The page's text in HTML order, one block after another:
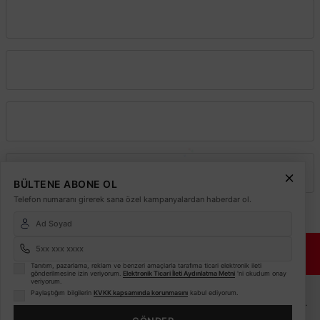
© 2026Elektrikmarket.com.tr
ETBİS
Sitemiz ETBİS sistemine kayıtlı güvenilir bir e-ticaret sitesidir.
BÜLTENE ABONE OL
Telefon numaranı girerek sana özel kampanyalardan haberdar ol.
Tanıtım, pazarlama, reklam ve benzeri amaçlarla tarafıma ticari elektronik ileti
gönderilmesine izin veriyorum. Elektronik Ticari İleti Aydınlatma Metni 'ni okudum onay
veriyorum.
Paylaştığım bilgilerin KVKK kapsamında korunmasını kabul ediyorum.